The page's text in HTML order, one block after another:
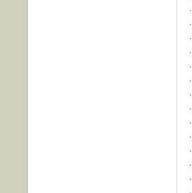
．
．
．
．
．
．
．
．
．
．
．
．
．
．